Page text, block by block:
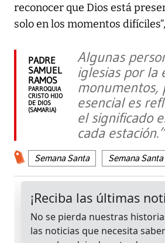
reconocer que Dios está
solo en los momentos
PADRE
SAMUEL
RAMOS
PARROQUIA
CRISTO HIJO
DE DIOS
(SAMARIA)
Algunas
iglesias por la
monumentos,
esencial es
el significado
cada estación.”
Semana Santa Semana